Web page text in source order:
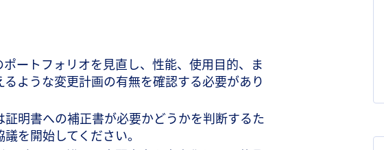
ートフォリオを見直し、性能、使用目的、ま
ような変更計画の有無を確認する必要があり
明書への補正書が必要かどうかを判断するた
を開始してください。